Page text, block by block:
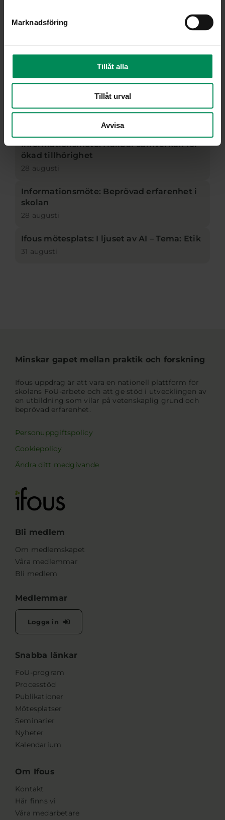
Marknadsföring
Tillåt alla
Tillåt urval
Avvisa
Informationsmöte: Stärkt
undervisningskvalitet i anpassade
skolformer
Informationsmöte: Hållbar samverkan för
ökad tillhörighet
28 augusti
Informationsmöte: Beprövad erfarenhet i
skolan
28 augusti
Ifous mötesplats: I ljuset av AI – Tema: Etik
31 augusti
Minskar gapet mellan praktik och forskning
Ifous uppdrag är att vara en nationell plattform för
skolans FoU-arbete och att ge stöd i utvecklingen av
en utbildning som vilar på vetenskaplig grund och
beprövad erfarenhet.
Personuppgiftspolicy
Cookiepolicy
Ändra ditt medgivande
Bli medlem
Om medlemskapet
Våra medlemmar
Bli medlem
Medlemmar
Logga in
Snabba länkar
FoU-program
Processtöd
Publikationer
Mötesplatser
Seminarier
Nyheter
Kalendarium
Om Ifous
Kontakt
Här finns vi
Våra medarbetare